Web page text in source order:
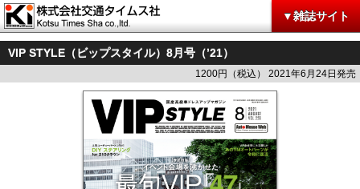
▼雑誌サイト
VIP STYLE（ビップスタイル）8月号（’21）
1200円（税込） 2021年6月24日発売